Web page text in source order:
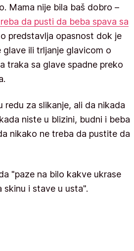
Mama nije bila baš dobro –
da pusti da beba spava sa
predstavlja opasnost dok je
ili trljanje glavicom o
traka sa glave spadne preko
redu za slikanje, ali da nikada
niste u blizini, budni i beba
nikako ne treba da pustite da
"paze na bilo kakve ukrase
i stave u usta".